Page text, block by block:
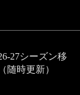
27シーズン移
随時更新）